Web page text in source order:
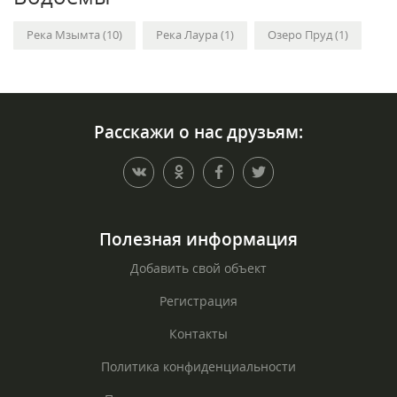
Река Мзымта (10) Река Лаура (1) Озеро Пруд (1)
Расскажи о нас друзьям:
Полезная информация
Добавить свой объект
Регистрация
Контакты
Политика конфиденциальности